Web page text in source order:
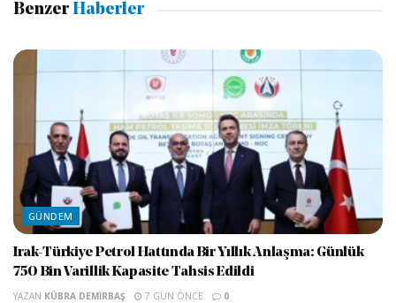
Benzer Haberler
GÜNDEM
Irak-Türkiye Petrol Hattında Bir Yıllık Anlaşma: Günlük
750 Bin Varillik Kapasite Tahsis Edildi
YAZAN KÜBRA DEMIRBAŞ 7 GÜN ÖNCE 0